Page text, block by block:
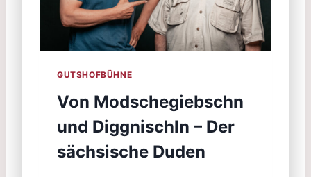
GUTSHOFBÜHNE
Von Modschegiebschn
und Diggnischln – Der
sächsische Duden